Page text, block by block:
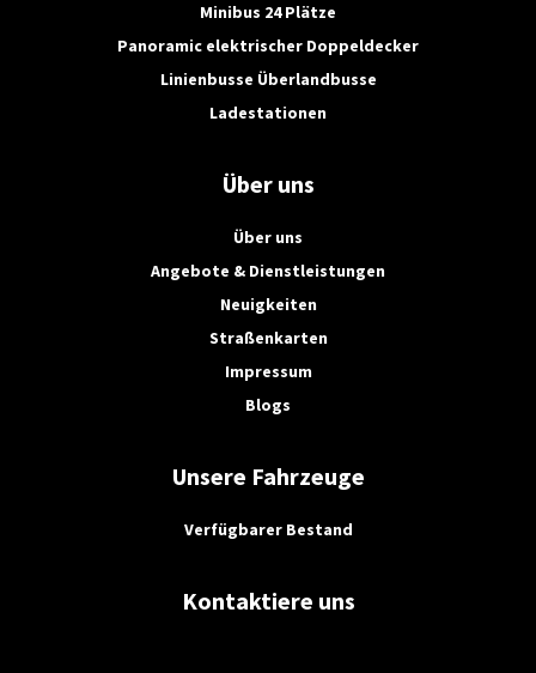
Minibus 24 Plätze
Panoramic elektrischer Doppeldecker
Linienbusse Überlandbusse
Ladestationen
Über uns
Über uns
Angebote & Dienstleistungen
Neuigkeiten
Straßenkarten
Impressum
Blogs
Unsere Fahrzeuge
Verfügbarer Bestand
Kontaktiere uns